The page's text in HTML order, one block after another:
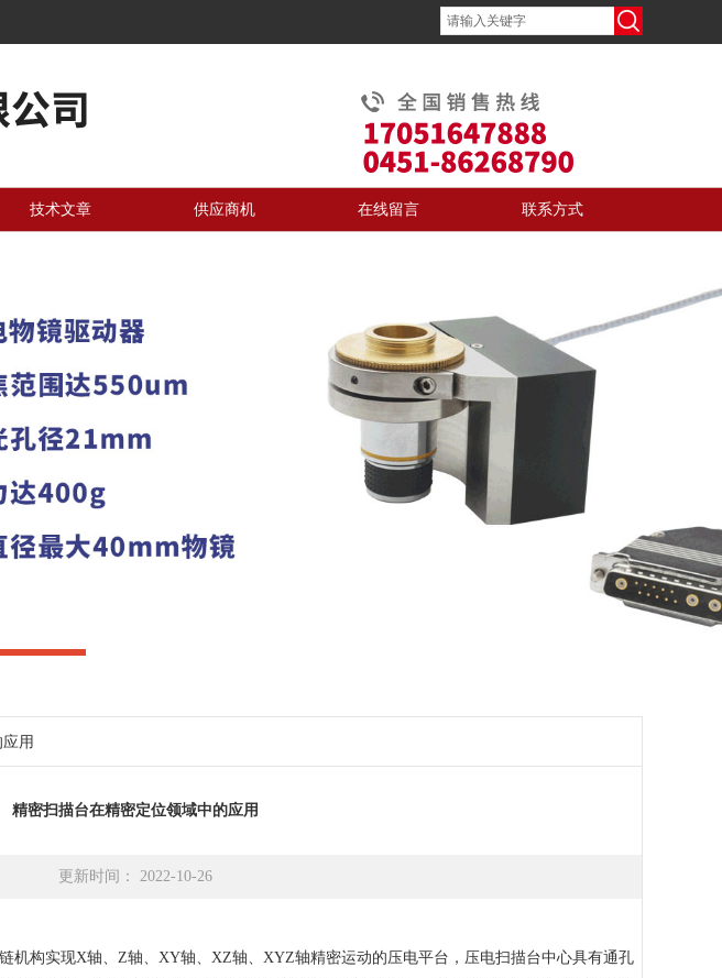
技术文章 供应商机 在线留言 联系方式
用
精密扫描台在精密定位领域中的应用
更新时间： 2022-10-26
构实现X轴、Z轴、XY轴、XZ轴、XYZ轴精密运动的压电平台，压电扫描台中心具有通孔